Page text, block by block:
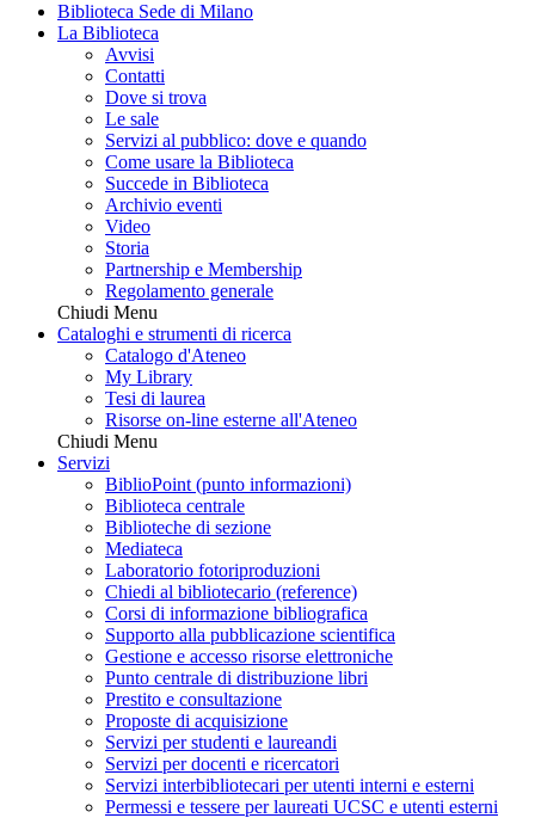
Biblioteca Sede di Milano
La Biblioteca
Avvisi
Contatti
Dove si trova
Le sale
Servizi al pubblico: dove e quando
Come usare la Biblioteca
Succede in Biblioteca
Archivio eventi
Video
Storia
Partnership e Membership
Regolamento generale
Chiudi Menu
Cataloghi e strumenti di ricerca
Catalogo d'Ateneo
My Library
Tesi di laurea
Risorse on-line esterne all'Ateneo
Chiudi Menu
Servizi
BiblioPoint (punto informazioni)
Biblioteca centrale
Biblioteche di sezione
Mediateca
Laboratorio fotoriproduzioni
Chiedi al bibliotecario (reference)
Corsi di informazione bibliografica
Supporto alla pubblicazione scientifica
Gestione e accesso risorse elettroniche
Punto centrale di distribuzione libri
Prestito e consultazione
Proposte di acquisizione
Servizi per studenti e laureandi
Servizi per docenti e ricercatori
Servizi interbibliotecari per utenti interni e esterni
Permessi e tessere per laureati UCSC e utenti esterni